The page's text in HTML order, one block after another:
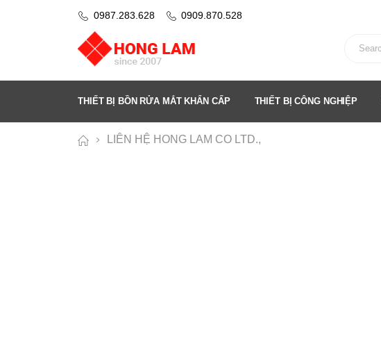
0987.283.628 0909.870.528
THIẾT BỊ BỒN RỬA MẮT KHẨN CẤP THIẾT BỊ CÔNG NGHIỆP
LIÊN HỆ HONG LAM CO LTD.,